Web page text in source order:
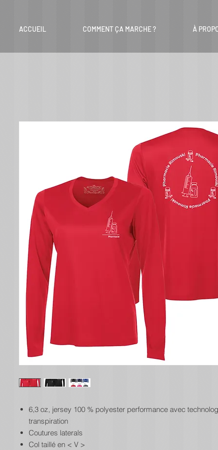
ACCUEIL COMMENT ÇA MARCHE ? À
6,3 oz, jersey 100 % polyester performance avec
transpiration
Coutures laterals
Col taillé en < V >